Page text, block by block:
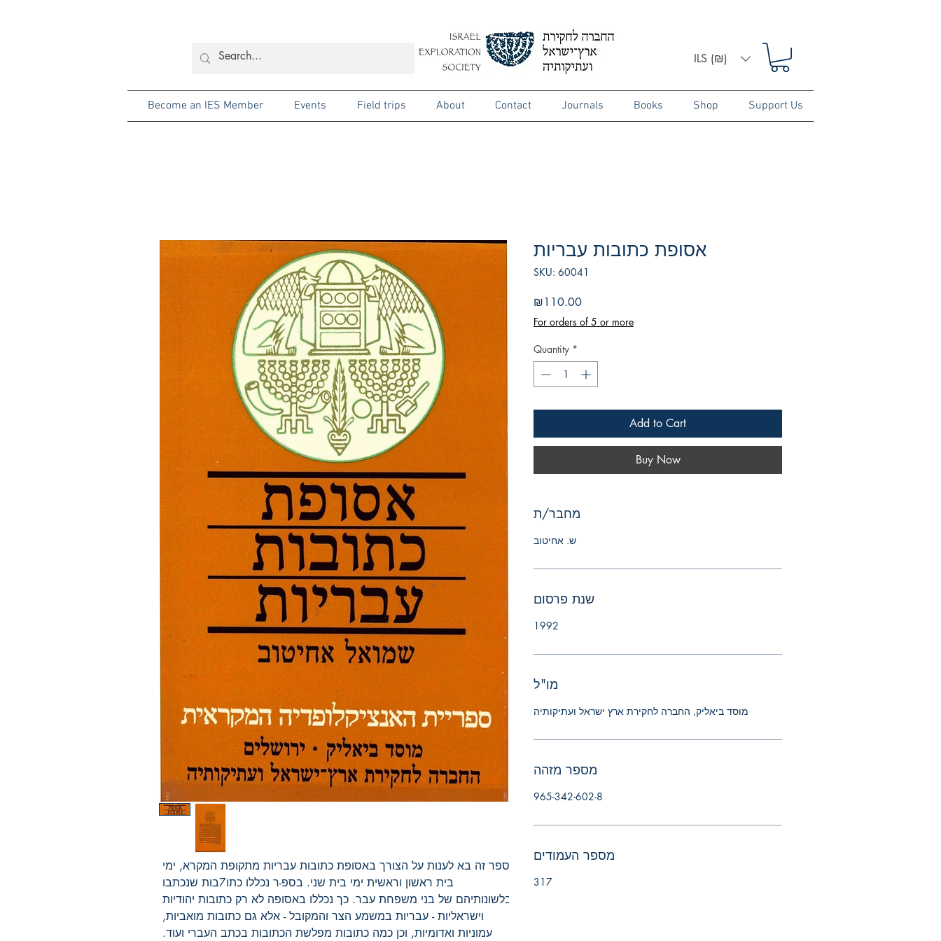
ILS (₪)
Become an IES Member Events Field trips About Contact Journals Books Shop Support Us
אסופת כתובות עבריות
SKU: 60041
₪110.00Price
For orders of 5 or more
Quantity *
Add to Cart
Buy Now
מחבר/ת
ש. אחיטוב
שנת פרסום
1992
מו"ל
מוסד ביאליק, החברה לחקירת ארץ ישראל ועתיקותיה
מספר מזהה
965-342-602-8
מספר העמודים
317